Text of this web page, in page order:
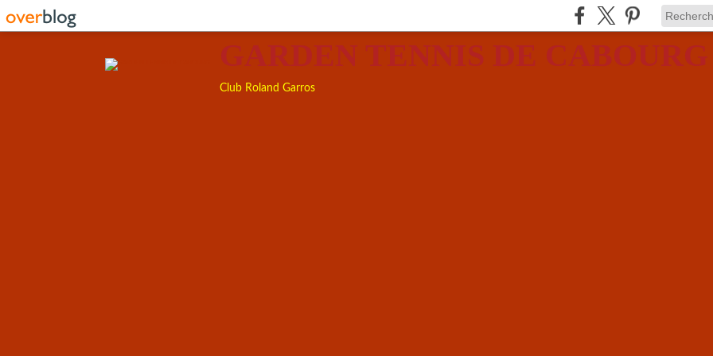
GARDEN TENNIS DE CABOURG
Club Roland Garros